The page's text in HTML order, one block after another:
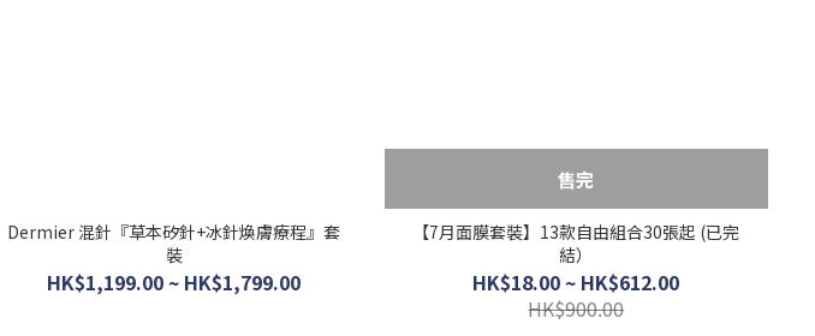
Dermier 混針『草本矽針+冰針煥膚療程』套
裝
HK$1,199.00 ~ HK$1,799.00
售完
【7月面膜套裝】13款自由組合30張起 (已完
結）
HK$18.00 ~ HK$612.00
HK$900.00